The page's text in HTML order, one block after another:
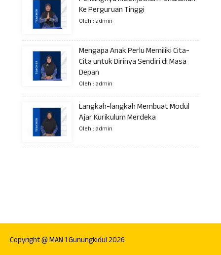
Ke Perguruan Tinggi
Oleh : admin
Mengapa Anak Perlu Memiliki Cita-
Cita untuk Dirinya Sendiri di Masa
Depan
Oleh : admin
Langkah-langkah Membuat Modul
Ajar Kurikulum Merdeka
Oleh : admin
Copyright @ MAN 1 Gunungkidul 2026